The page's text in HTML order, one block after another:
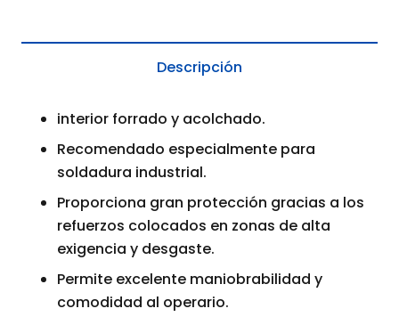
Descripción
interior forrado y acolchado.
Recomendado especialmente para
soldadura industrial.
Proporciona gran protección gracias a los
refuerzos colocados en zonas de alta
exigencia y desgaste.
Permite excelente maniobrabilidad y
comodidad al operario.